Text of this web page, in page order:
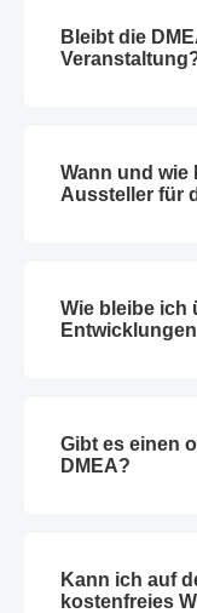
Bleibt die
Wann und wie
Aussteller für
Wie bleibe ich
Gibt es einen
DMEA?
Kann ich auf
kostenfreies